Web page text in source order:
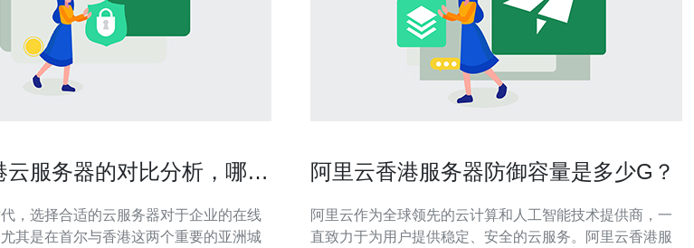
云服务器的对比分析，哪个
，选择合适的云服务器对于企业的在线
其是在首尔与香港这两个重要的亚洲城
阿里云香港服务器防御容量是多少G？
阿里云作为全球领先的云计算和人工智能技术提供商，一
直致力于为用户提供稳定、安全的云服务。阿里云香港服